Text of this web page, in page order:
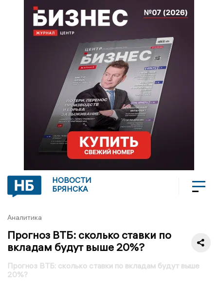
НОВОСТИ
БРЯНСКА
Аналитика
Прогноз ВТБ: сколько ставки по
вкладам будут выше 20%?
Прогноз ВТБ: сколько ставки по вкладам будут выше
20%?